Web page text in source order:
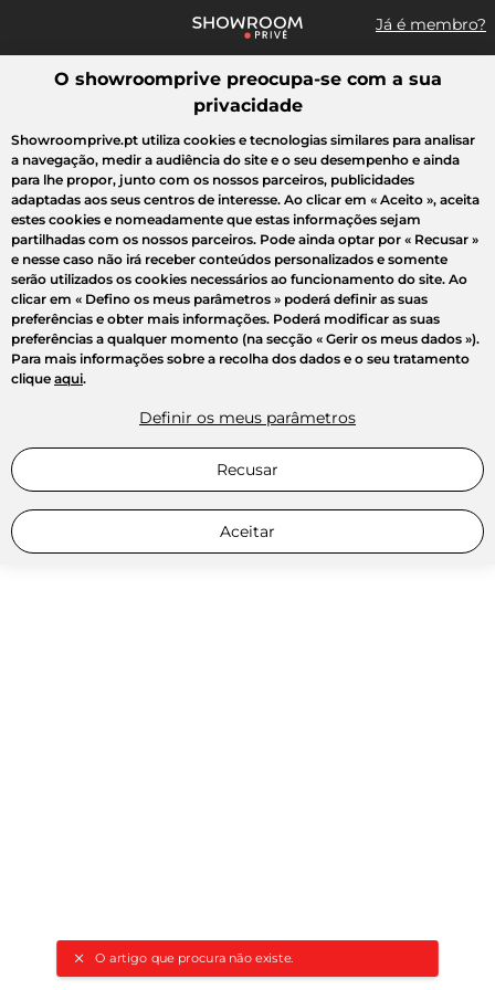
Já é membro?
Pesquisar uma marca, um artigo, uma venda...
O artigo que procura não existe.
Todas as vendas Moda Desporto Casa Criança Beleza
O showroomprive preocupa-se com a sua
privacidade
Showroomprive.pt utiliza cookies e tecnologias similares para analisar
a navegação, medir a audiência do site e o seu desempenho e ainda
para lhe propor, junto com os nossos parceiros, publicidades
adaptadas aos seus centros de interesse. Ao clicar em « Aceito », aceita
estes cookies e nomeadamente que estas informações sejam
partilhadas com os nossos parceiros. Pode ainda optar por « Recusar »
e nesse caso não irá receber conteúdos personalizados e somente
serão utilizados os cookies necessários ao funcionamento do site. Ao
clicar em « Defino os meus parâmetros » poderá definir as suas
preferências e obter mais informações. Poderá modificar as suas
preferências a qualquer momento (na secção « Gerir os meus dados »).
Para mais informações sobre a recolha dos dados e o seu tratamento
clique aqui.
Definir os meus parâmetros
Recusar
Aceitar